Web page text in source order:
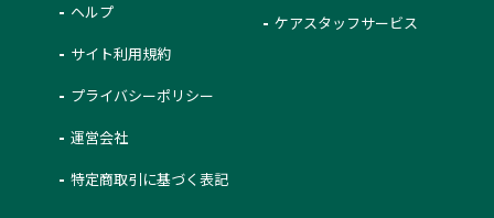
ヘルプ
サイト利用規約
プライバシーポリシー
運営会社
特定商取引に基づく表記
ケアスタッフサービス